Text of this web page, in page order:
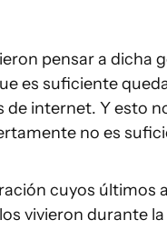
pensar a dicha
es suficiente
de internet. Y esto
no es
cuyos últimos
vivieron durante